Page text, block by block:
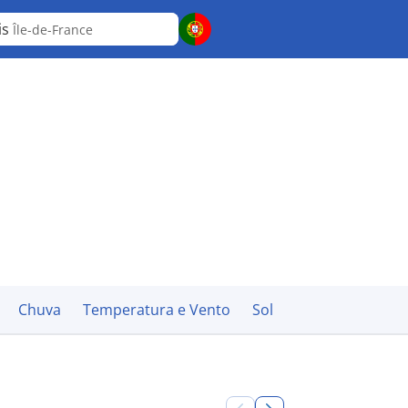
Île-de-France
Chuva Temperatura e Vento Sol